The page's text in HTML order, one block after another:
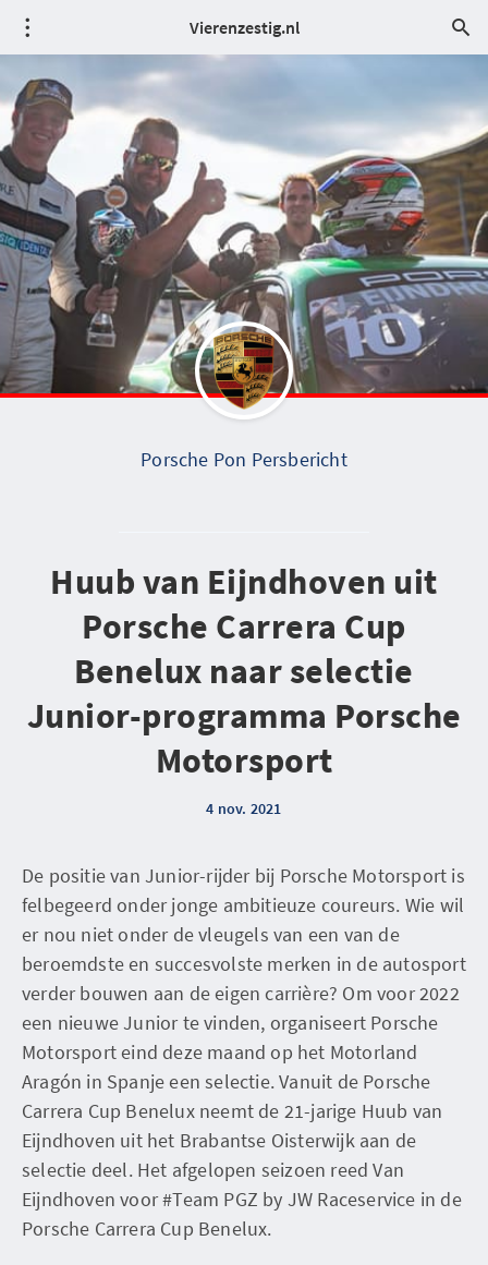
Vierenzestig.nl
Porsche Pon Persbericht
Huub van Eijndhoven uit
Porsche Carrera Cup
Benelux naar selectie
Junior-programma Porsche
Motorsport
4 nov. 2021
De positie van Junior-rijder bij Porsche Motorsport is
felbegeerd onder jonge ambitieuze coureurs. Wie wil
er nou niet onder de vleugels van een van de
beroemdste en succesvolste merken in de autosport
verder bouwen aan de eigen carrière? Om voor 2022
een nieuwe Junior te vinden, organiseert Porsche
Motorsport eind deze maand op het Motorland
Aragón in Spanje een selectie. Vanuit de Porsche
Carrera Cup Benelux neemt de 21-jarige Huub van
Eijndhoven uit het Brabantse Oisterwijk aan de
selectie deel. Het afgelopen seizoen reed Van
Eijndhoven voor #Team PGZ by JW Raceservice in de
Porsche Carrera Cup Benelux.